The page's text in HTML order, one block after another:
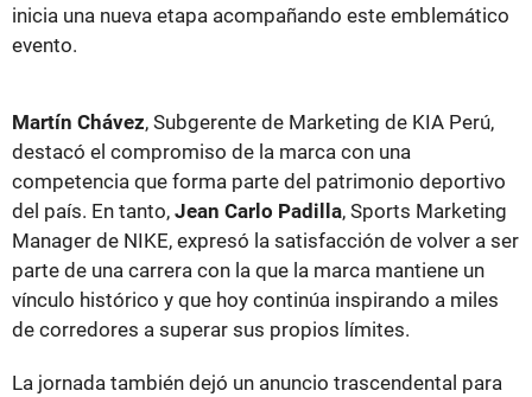
inicia una nueva etapa acompañando este emblemático
evento.
Martín Chávez, Subgerente de Marketing de KIA Perú,
destacó el compromiso de la marca con una
competencia que forma parte del patrimonio deportivo
del país. En tanto, Jean Carlo Padilla, Sports Marketing
Manager de NIKE, expresó la satisfacción de volver a ser
parte de una carrera con la que la marca mantiene un
vínculo histórico y que hoy continúa inspirando a miles
de corredores a superar sus propios límites.
La jornada también dejó un anuncio trascendental para